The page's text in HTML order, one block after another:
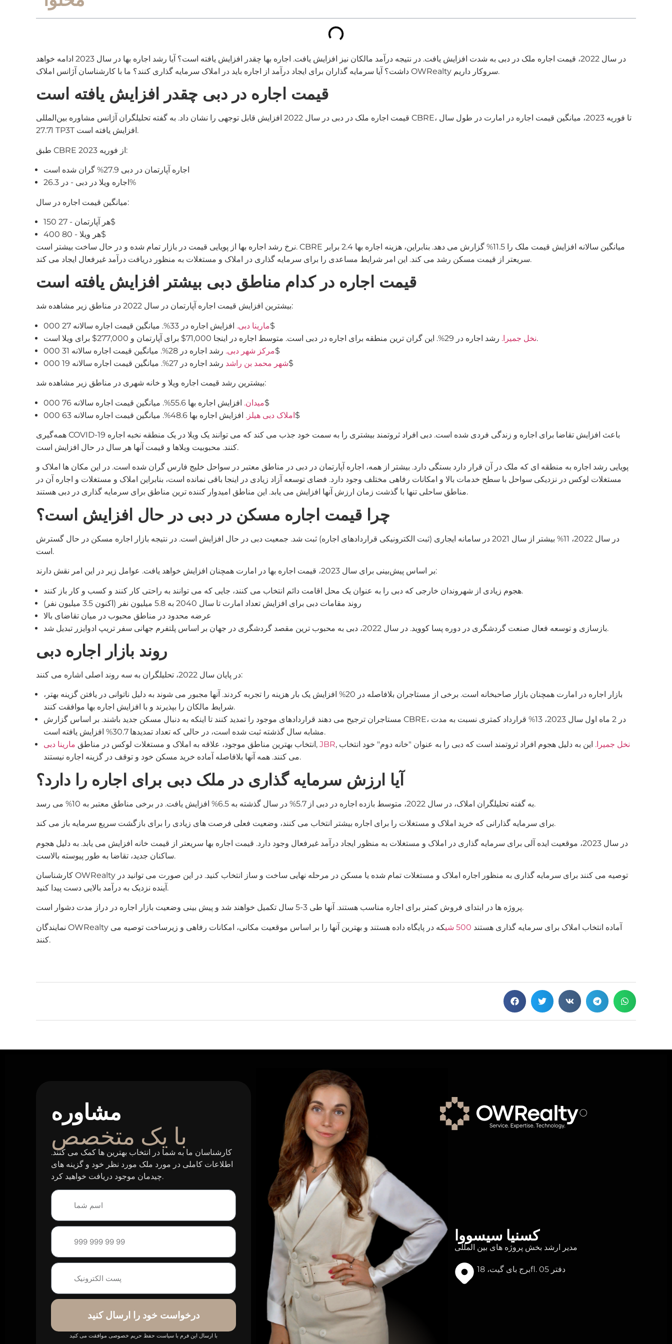
در سال 2022، قیمت اجاره ملک در دبی به شدت افزایش یافت. در نتیجه درآمد مالکان نیز افزایش یافت. اجاره بها چقدر افزایش یافته است؟ آیا رشد اجاره بها در سال 2023 ادامه خواهد
داشت؟ آیا سرمایه گذاران برای ایجاد درآمد از اجاره باید در املاک سرمایه گذاری کنند؟ ما با کارشناسان آژانس املاک OWRealty سروکار داریم.
قیمت اجاره در دبی چقدر افزایش یافته است
قیمت اجاره ملک در دبی در سال 2022 افزایش قابل توجهی را نشان داد. به گفته تحلیلگران آژانس مشاوره بین‌المللی CBRE، تا فوریه 2023، میانگین قیمت اجاره در امارت در طول سال
27.71 TP3T افزایش یافته است.
طبق CBRE از فوریه 2023:
اجاره آپارتمان در دبی 27.9% گران شده است
اجاره ویلا در دبی - در 26.3%
میانگین قیمت اجاره در سال:
هر آپارتمان - 27 150$
هر ویلا - 80 400$
نرخ رشد اجاره بها از پویایی قیمت در بازار تمام شده و در حال ساخت بیشتر است. CBRE میانگین سالانه افزایش قیمت ملک را 11.5% گزارش می دهد. بنابراین، هزینه اجاره بها 2.4 برابر
سریعتر از قیمت مسکن رشد می کند. این امر شرایط مساعدی را برای سرمایه گذاری در املاک و مستغلات به منظور دریافت درآمد غیرفعال ایجاد می کند.
قیمت اجاره در کدام مناطق دبی بیشتر افزایش یافته است
بیشترین افزایش قیمت اجاره آپارتمان در سال 2022 در مناطق زیر مشاهده شد:
مارینا دبی.افزایش اجاره در 33%. میانگین قیمت اجاره سالانه 27 000$
نخل جمیرا.رشد اجاره در 29%. این گران ترین منطقه برای اجاره در دبی است. متوسط اجاره در اینجا 71,000$ برای آپارتمان و 277,000$ برای ویلا است.
مرکز شهر دبی.رشد اجاره در 28%. میانگین قیمت اجاره سالانه 31 000$
شهر محمد بن راشدرشد اجاره در 27%. میانگین قیمت اجاره سالانه 19 000$
بیشترین رشد قیمت اجاره ویلا و خانه شهری در مناطق زیر مشاهده شد:
میدان.افزایش اجاره بها 55.6%. میانگین قیمت اجاره سالانه 76 000$
املاک دبی هیلز.افزایش اجاره بها 48.6%. میانگین قیمت اجاره سالانه 63 000$
همه‌گیری COVID-19 باعث افزایش تقاضا برای اجاره و زندگی فردی شده است. دبی افراد ثروتمند بیشتری را به سمت خود جذب می کند که می توانند یک ویلا در یک منطقه نخبه اجاره
کنند. محبوبیت ویلاها و قیمت آنها هر سال در حال افزایش است.
پویایی رشد اجاره به منطقه ای که ملک در آن قرار دارد بستگی دارد. بیشتر از همه، اجاره آپارتمان در دبی در مناطق معتبر در سواحل خلیج فارس گران شده است. در این مکان ها املاک و
مستغلات لوکس در نزدیکی سواحل با سطح خدمات بالا و امکانات رفاهی مختلف وجود دارد. فضای توسعه آزاد زیادی در اینجا باقی نمانده است، بنابراین املاک و مستغلات و اجاره آن در
مناطق ساحلی تنها با گذشت زمان ارزش آنها افزایش می یابد. این مناطق امیدوار کننده ترین مناطق برای سرمایه گذاری در دبی هستند.
چرا قیمت اجاره مسکن در دبی در حال افزایش است؟
در سال 2022، 11% بیشتر از سال 2021 در سامانه ایجاری (ثبت الکترونیکی قراردادهای اجاره) ثبت شد. جمعیت دبی در حال افزایش است. در نتیجه بازار اجاره مسکن در حال گسترش
است.
بر اساس پیش‌بینی برای سال 2023، قیمت اجاره بها در امارت همچنان افزایش خواهد یافت. عوامل زیر در این امر نقش دارند:
هجوم زیادی از شهروندان خارجی که دبی را به عنوان یک محل اقامت دائم انتخاب می کنند، جایی که می توانند به راحتی کار کنند و کسب و کار باز کنند.
روند مقامات دبی برای افزایش تعداد امارت تا سال 2040 به 5.8 میلیون نفر (اکنون 3.5 میلیون نفر)
عرضه محدود در مناطق محبوب در میان تقاضای بالا
بازسازی و توسعه فعال صنعت گردشگری در دوره پسا کووید. در سال 2022، دبی به محبوب ترین مقصد گردشگری در جهان بر اساس پلتفرم جهانی سفر تریپ ادوایزر تبدیل شد.
روند بازار اجاره دبی
در پایان سال 2022، تحلیلگران به سه روند اصلی اشاره می کنند:
بازار اجاره در امارت همچنان بازار صاحبخانه است. برخی از مستاجران بلافاصله در 20% افزایش یک بار هزینه را تجربه کردند. آنها مجبور می شوند به دلیل ناتوانی در یافتن گزینه بهتر،
شرایط مالکان را بپذیرند و با افزایش اجاره بها موافقت کنند.
مستاجران ترجیح می دهند قراردادهای موجود را تمدید کنند تا اینکه به دنبال مسکن جدید باشند. بر اساس گزارش CBRE، در 2 ماه اول سال 2023، 13% قرارداد کمتری نسبت به مدت
مشابه سال گذشته ثبت شده است، در حالی که تعداد تمدیدها 30.7% افزایش یافته است.
انتخاب بهترین مناطق موجود، علاقه به املاک و مستغلات لوکس در مناطق مارینا دبی , JBR, نخل جمیرا. این به دلیل هجوم افراد ثروتمند است که دبی را به عنوان "خانه دوم" خود انتخاب
می کنند. همه آنها بلافاصله آماده خرید مسکن خود و توقف در گزینه اجاره نیستند.
آیا ارزش سرمایه گذاری در ملک دبی برای اجاره را دارد؟
به گفته تحلیلگران املاک، در سال 2022، متوسط بازده اجاره در دبی از 5.7% در سال گذشته به 6.5% افزایش یافت. در برخی مناطق معتبر به 10% می رسد.
برای سرمایه گذارانی که خرید املاک و مستغلات را برای اجاره بیشتر انتخاب می کنند، وضعیت فعلی فرصت های زیادی را برای بازگشت سریع سرمایه باز می کند.
در سال 2023، موقعیت ایده آلی برای سرمایه گذاری در املاک و مستغلات به منظور ایجاد درآمد غیرفعال وجود دارد. قیمت اجاره بها سریعتر از قیمت خانه افزایش می یابد. به دلیل هجوم
ساکنان جدید، تقاضا به طور پیوسته بالاست.
کارشناسان OWRealty توصیه می کنند برای سرمایه گذاری به منظور اجاره املاک و مستغلات تمام شده یا مسکن در مرحله نهایی ساخت و ساز انتخاب کنید. در این صورت می توانید در
آینده نزدیک به درآمد بالایی دست پیدا کنید.
پروژه ها در ابتدای فروش کمتر برای اجاره مناسب هستند. آنها طی 3-5 سال تکمیل خواهند شد و پیش بینی وضعیت بازار اجاره در دراز مدت دشوار است.
نمایندگان OWRealty آماده انتخاب املاک برای سرمایه گذاری هستند 500 شی
که در پایگاه داده هستند و بهترین آنها را بر اساس موقعیت مکانی، امکانات رفاهی و زیرساخت توصیه می
کنند.
مشاوره
با یک متخصص
کارشناسان ما به شما در انتخاب بهترین ها کمک می کنند.
اطلاعات کاملی در مورد ملک مورد نظر خود و گزینه های
چیدمان موجود دریافت خواهید کرد.
درخواست خود را ارسال کنید
با ارسال این فرم با سیاست حفظ حریم خصوصی موافقت می کنید
کسنیا سیسووا
مدیر ارشد بخش پروژه های بین المللی
برج بای گیت، 18fl. دفتر 05